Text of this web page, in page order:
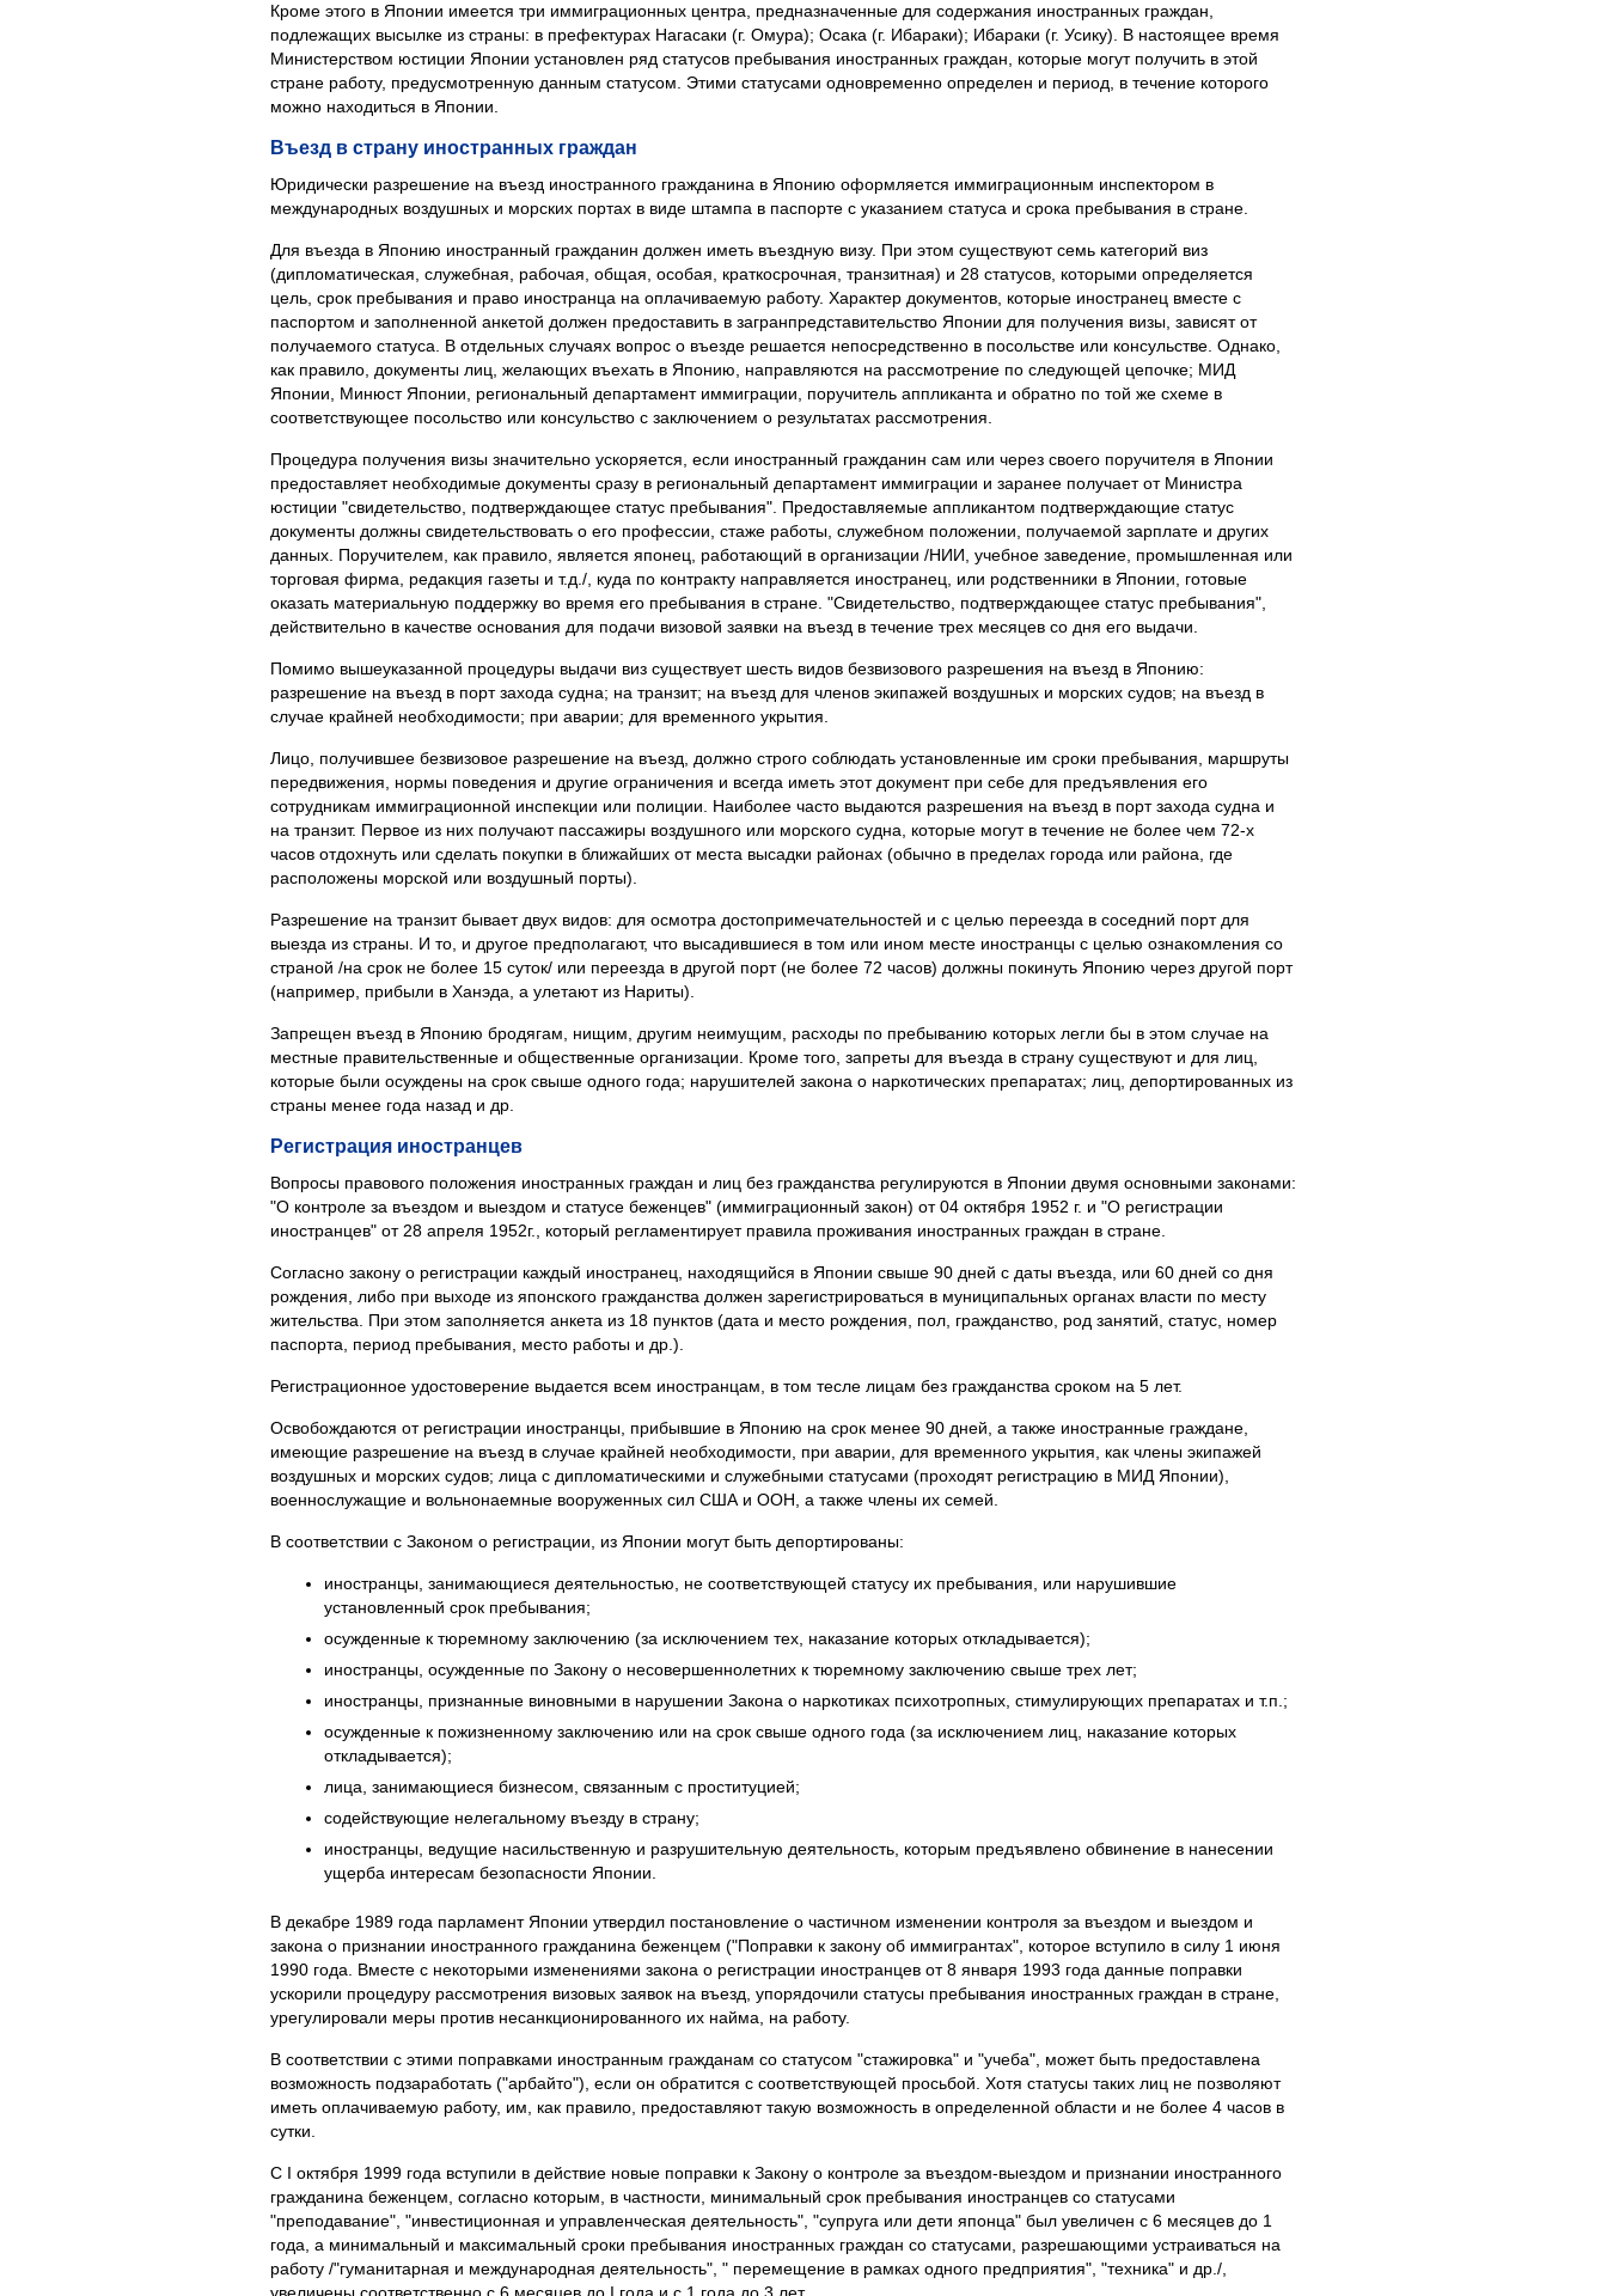
Кроме этого в Японии имеется три иммиграционных центра, предназначенные для содержания иностранных граждан,
подлежащих высылке из страны: в префектурах Нагасаки (г. Омура); Осака (г. Ибараки); Ибараки (г. Усику). В настоящее время
Министерством юстиции Японии установлен ряд статусов пребывания иностранных граждан, которые могут получить в этой
стране работу, предусмотренную данным статусом. Этими статусами одновременно определен и период, в течение которого
можно находиться в Японии.
Въезд в страну иностранных граждан
Юридически разрешение на въезд иностранного гражданина в Японию оформляется иммиграционным инспектором в
международных воздушных и морских портах в виде штампа в паспорте с указанием статуса и срока пребывания в стране.
Для въезда в Японию иностранный гражданин должен иметь въездную визу. При этом существуют семь категорий виз
(дипломатическая, служебная, рабочая, общая, особая, краткосрочная, транзитная) и 28 статусов, которыми определяется
цель, срок пребывания и право иностранца на оплачиваемую работу. Характер документов, которые иностранец вместе с
паспортом и заполненной анкетой должен предоставить в загранпредставительство Японии для получения визы, зависят от
получаемого статуса. В отдельных случаях вопрос о въезде решается непосредственно в посольстве или консульстве. Однако,
как правило, документы лиц, желающих въехать в Японию, направляются на рассмотрение по следующей цепочке; МИД
Японии, Минюст Японии, региональный департамент иммиграции, поручитель аппликанта и обратно по той же схеме в
соответствующее посольство или консульство с заключением о результатах рассмотрения.
Процедура получения визы значительно ускоряется, если иностранный гражданин сам или через своего поручителя в Японии
предоставляет необходимые документы сразу в региональный департамент иммиграции и заранее получает от Министра
юстиции "свидетельство, подтверждающее статус пребывания". Предоставляемые аппликантом подтверждающие статус
документы должны свидетельствовать о его профессии, стаже работы, служебном положении, получаемой зарплате и других
данных. Поручителем, как правило, является японец, работающий в организации /НИИ, учебное заведение, промышленная или
торговая фирма, редакция газеты и т.д./, куда по контракту направляется иностранец, или родственники в Японии, готовые
оказать материальную поддержку во время его пребывания в стране. "Свидетельство, подтверждающее статус пребывания",
действительно в качестве основания для подачи визовой заявки на въезд в течение трех месяцев со дня его выдачи.
Помимо вышеуказанной процедуры выдачи виз существует шесть видов безвизового разрешения на въезд в Японию:
разрешение на въезд в порт захода судна; на транзит; на въезд для членов экипажей воздушных и морских судов; на въезд в
случае крайней необходимости; при аварии; для временного укрытия.
Лицо, получившее безвизовое разрешение на въезд, должно строго соблюдать установленные им сроки пребывания, маршруты
передвижения, нормы поведения и другие ограничения и всегда иметь этот документ при себе для предъявления его
сотрудникам иммиграционной инспекции или полиции. Наиболее часто выдаются разрешения на въезд в порт захода судна и
на транзит. Первое из них получают пассажиры воздушного или морского судна, которые могут в течение не более чем 72-х
часов отдохнуть или сделать покупки в ближайших от места высадки районах (обычно в пределах города или района, где
расположены морской или воздушный порты).
Разрешение на транзит бывает двух видов: для осмотра достопримечательностей и с целью переезда в соседний порт для
выезда из страны. И то, и другое предполагают, что высадившиеся в том или ином месте иностранцы с целью ознакомления со
страной /на срок не более 15 суток/ или переезда в другой порт (не более 72 часов) должны покинуть Японию через другой порт
(например, прибыли в Ханэда, а улетают из Нариты).
Запрещен въезд в Японию бродягам, нищим, другим неимущим, расходы по пребыванию которых легли бы в этом случае на
местные правительственные и общественные организации. Кроме того, запреты для въезда в страну существуют и для лиц,
которые были осуждены на срок свыше одного года; нарушителей закона о наркотических препаратах; лиц, депортированных из
страны менее года назад и др.
Регистрация иностранцев
Вопросы правового положения иностранных граждан и лиц без гражданства регулируются в Японии двумя основными законами:
"О контроле за въездом и выездом и статусе беженцев" (иммиграционный закон) от 04 октября 1952 г. и "О регистрации
иностранцев" от 28 апреля 1952г., который регламентирует правила проживания иностранных граждан в стране.
Согласно закону о регистрации каждый иностранец, находящийся в Японии свыше 90 дней с даты въезда, или 60 дней со дня
рождения, либо при выходе из японского гражданства должен зарегистрироваться в муниципальных органах власти по месту
жительства. При этом заполняется анкета из 18 пунктов (дата и место рождения, пол, гражданство, род занятий, статус, номер
паспорта, период пребывания, место работы и др.).
Регистрационное удостоверение выдается всем иностранцам, в том тесле лицам без гражданства сроком на 5 лет.
Освобождаются от регистрации иностранцы, прибывшие в Японию на срок менее 90 дней, а также иностранные граждане,
имеющие разрешение на въезд в случае крайней необходимости, при аварии, для временного укрытия, как члены экипажей
воздушных и морских судов; лица с дипломатическими и служебными статусами (проходят регистрацию в МИД Японии),
военнослужащие и вольнонаемные вооруженных сил США и ООН, а также члены их семей.
В соответствии с Законом о регистрации, из Японии могут быть депортированы:
иностранцы, занимающиеся деятельностью, не соответствующей статусу их пребывания, или нарушившие
установленный срок пребывания;
осужденные к тюремному заключению (за исключением тех, наказание которых откладывается);
иностранцы, осужденные по Закону о несовершеннолетних к тюремному заключению свыше трех лет;
иностранцы, признанные виновными в нарушении Закона о наркотиках психотропных, стимулирующих препаратах и т.п.;
осужденные к пожизненному заключению или на срок свыше одного года (за исключением лиц, наказание которых
откладывается);
лица, занимающиеся бизнесом, связанным с проституцией;
содействующие нелегальному въезду в страну;
иностранцы, ведущие насильственную и разрушительную деятельность, которым предъявлено обвинение в нанесении
ущерба интересам безопасности Японии.
В декабре 1989 года парламент Японии утвердил постановление о частичном изменении контроля за въездом и выездом и
закона о признании иностранного гражданина беженцем ("Поправки к закону об иммигрантах", которое вступило в силу 1 июня
1990 года. Вместе с некоторыми изменениями закона о регистрации иностранцев от 8 января 1993 года данные поправки
ускорили процедуру рассмотрения визовых заявок на въезд, упорядочили статусы пребывания иностранных граждан в стране,
урегулировали меры против несанкционированного их найма, на работу.
В соответствии с этими поправками иностранным гражданам со статусом "стажировка" и "учеба", может быть предоставлена
возможность подзаработать ("арбайто"), если он обратится с соответствующей просьбой. Хотя статусы таких лиц не позволяют
иметь оплачиваемую работу, им, как правило, предоставляют такую возможность в определенной области и не более 4 часов в
сутки.
С I октября 1999 года вступили в действие новые поправки к Закону о контроле за въездом-выездом и признании иностранного
гражданина беженцем, согласно которым, в частности, минимальный срок пребывания иностранцев со статусами
"преподавание", "инвестиционная и управленческая деятельность", "супруга или дети японца" был увеличен с 6 месяцев до 1
года, а минимальный и максимальный сроки пребывания иностранных граждан со статусами, разрешающими устраиваться на
работу /"гуманитарная и международная деятельность", " перемещение в рамках одного предприятия", "техника" и др./,